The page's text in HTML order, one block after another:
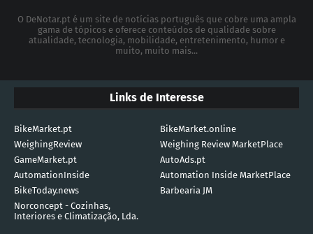
O DeNotar.pt é um site de notícias português que cobre uma ampla
gama de tópicos e oferece conteúdos de qualidade sobre
atualidade, tecnologia, mobilidade, entretenimento, humor e
muito, muito mais...
Links de Interesse
BikeMarket.pt
BikeMarket.online
WeighingReview
Weighing Review MarketPlace
GameMarket.pt
AutoAds.pt
AutomationInside
Automation Inside MarketPlace
BikeToday.news
Barbearia JM
Norconcept - Cozinhas,
Interiores e Climatização, Lda.